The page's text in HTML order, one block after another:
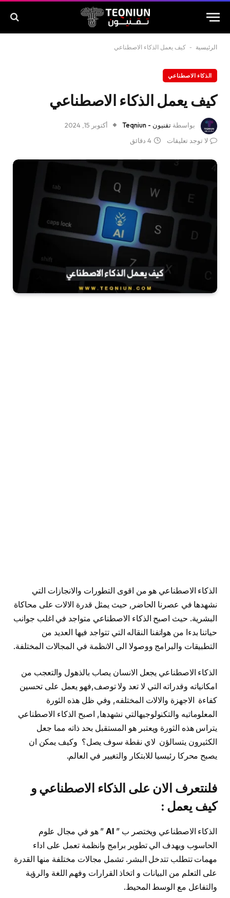
الرئيسية - كيف يعمل الذكاء الاصطناعي
الذكاء الاصطناعي
كيف يعمل الذكاء الاصطناعي
بواسطة تقنيون - Teqniun
أكتوبر 15, 2024
لا توجد تعليقات
4 دقائق
الذكاء الاصطناعي هو من اقوى التطورات والانجازات التي
نشهدها في عصرنا الحاضر, حيث يمثل قدرة الالات على محاكاة
البشرية. حيث اصبح الذكاء الاصطناعي متواجد في اغلب جوانب
حياتنا بدءا من هواتفنا النقاله التي تتواجد فيها العديد من
التطبيقات والبرامج ووصولا الى الانظمة في المجالات المختلفة.
الذكاء الاصطناعي يجعل الانسان يصاب بالذهول والتعجب من
امكانياته وقدراته التي لا تعد ولا توصف,فهو يعمل على تحسين
كفاءة الاجهزة والالات المختلفه, وفي ظل هذه الثورة
المعلوماتيه والتكنولوجيهالتي نشهدها, اصبح الذكاء الاصطناعي
يتراس هذه الثورة ويعتبر هو المستقبل بحد ذاته مما جعل
الكثيرون يتسالؤن لاي نقطة سوف يصل؟ وكيف يمكن ان
يصبح محركا رئيسيا للابتكار والتغيير في العالم.
فلنتعرف الان على الذكاء الاصطناعي و
كيف يعمل :
الذكاء الاصطناعي ويختصر ب ” AI ” هو في مجال علوم
الحاسوب ويهدف الي تطوير برامج وانظمة تعمل على اداء
مهمات تتطلب تتدخل البشر. تشمل مجالات مختلفة منها القدرة
على التعلم من البيانات و اتخاذ القرارات وفهم اللغة والرؤية
والتفاعل مع الوسط المحيط.